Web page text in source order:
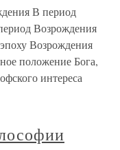
В период
Возрождения
Возрождения
положение Бога,
интереса